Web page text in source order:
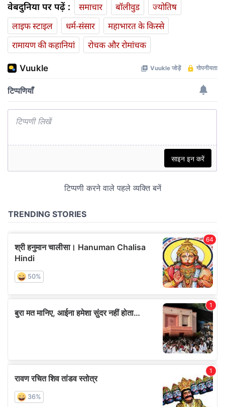
वेबदुनिया पर पढ़ें : समाचार बॉलीवुड
ज्योतिष
लाइफ स्‍टाइल
धर्म-संसार
महाभारत के किस्से
रामायण की कहानियां
रोचक और रोमांचक